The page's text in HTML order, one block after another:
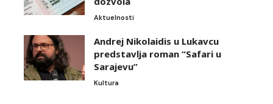
Aktuelnosti
Andrej Nikolaidis u Lukavcu
predstavlja roman “Safari u
Sarajevu”
Kultura